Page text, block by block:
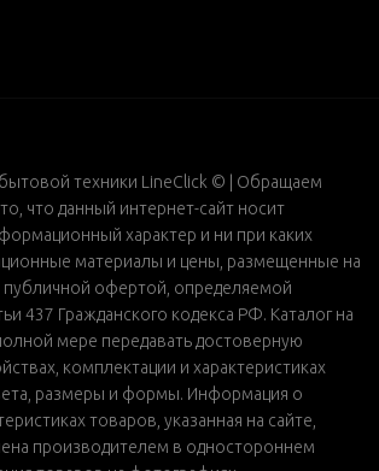
техники LineClick © | Обращаем
что данный интернет-сайт носит
характер и ни при каких
материалы и цены, размещенные на
публичной офертой, определяемой
437 Гражданского кодекса РФ. Каталог на
мере передавать достоверную
комплектации и характеристиках
размеры и формы. Информация о
товаров, указанная на сайте,
производителем в одностороннем